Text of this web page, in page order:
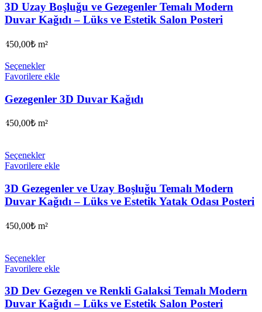
3D Uzay Boşluğu ve Gezegenler Temalı Modern
Duvar Kağıdı – Lüks ve Estetik Salon Posteri
450,00₺ m²
Seçenekler
Favorilere ekle
Gezegenler 3D Duvar Kağıdı
450,00₺ m²
Seçenekler
Favorilere ekle
3D Gezegenler ve Uzay Boşluğu Temalı Modern
Duvar Kağıdı – Lüks ve Estetik Yatak Odası Posteri
450,00₺ m²
Seçenekler
Favorilere ekle
3D Dev Gezegen ve Renkli Galaksi Temalı Modern
Duvar Kağıdı – Lüks ve Estetik Salon Posteri